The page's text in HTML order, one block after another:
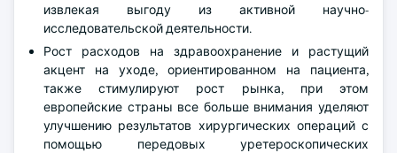
извлекая выгоду из активной научно-
исследовательской деятельности.
Рост расходов на здравоохранение и растущий
акцент на уходе, ориентированном на пациента,
также стимулируют рост рынка, при этом
европейские страны все больше внимания уделяют
улучшению результатов хирургических операций с
помощью передовых уретероскопических